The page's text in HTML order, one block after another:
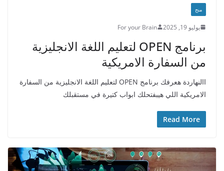
منح
يوليو 19, 2025 For your Brain
برنامج OPEN لتعليم اللغة الانجليزية
من السفارة الامريكية
االنهاردة هعرفك برنامج OPEN لتعليم اللغة الانجليزية من السفارة
الامريكية اللي هيبفتحلك ابواب كتيرة في مستقبلك
Read More